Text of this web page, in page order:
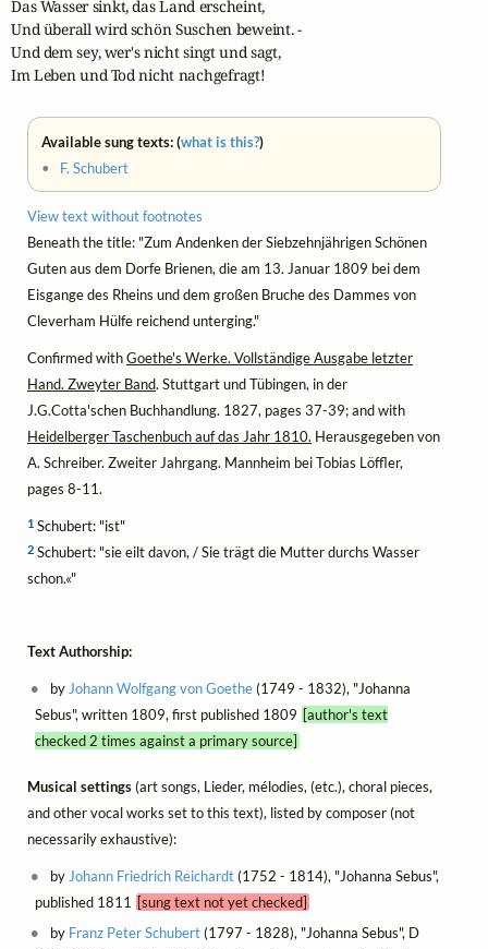
Das Wasser sinkt, das Land erscheint,
Und überall wird schön Suschen beweint. -
Und dem sey, wer's nicht singt und sagt,
Im Leben und Tod nicht nachgefragt!
Available sung texts: (what is this?)
• F. Schubert
View text without footnotes
Beneath the title: "Zum Andenken der Siebzehnjährigen Schönen
Guten aus dem Dorfe Brienen, die am 13. Januar 1809 bei dem
Eisgange des Rheins und dem großen Bruche des Dammes von
Cleverham Hülfe reichend unterging."
Confirmed withGoethe's Werke. Vollständige Ausgabe letzter
Hand. Zweyter Band. Stuttgart und Tübingen, in der
J.G.Cotta'schen Buchhandlung. 1827, pages 37-39; and with
Heidelberger Taschenbuch auf das Jahr 1810. Herausgegeben von
A. Schreiber. Zweiter Jahrgang. Mannheim bei Tobias Löffler,
pages 8-11.
1 Schubert: "ist"
2 Schubert: "sie eilt davon, / Sie trägt die Mutter durchs Wasser
schon.«"
Text Authorship:
by Johann Wolfgang von Goethe(1749 - 1832), "Johanna
Sebus", written 1809, first published 1809 [author's text
checked 2 times against a primary source]
Musical settings(art songs, Lieder, mélodies, (etc.), choral pieces,
and other vocal works set to this text), listed by composer (not
necessarily exhaustive):
by Johann Friedrich Reichardt(1752 - 1814), "Johanna Sebus",
published 1811
[sung text not yet checked]
by Franz Peter Schubert(1797 - 1828), "Johanna Sebus", D